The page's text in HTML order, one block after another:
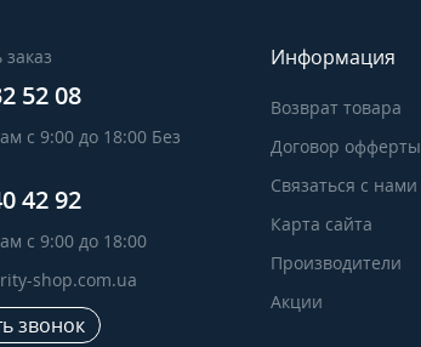
52 08
с 9:00 до 18:00 Без
42 92
с 9:00 до 18:00
shop.com.ua
звонок
Информация
Возврат товара
Договор офферты
Связаться с нами
Карта сайта
Производители
Акции